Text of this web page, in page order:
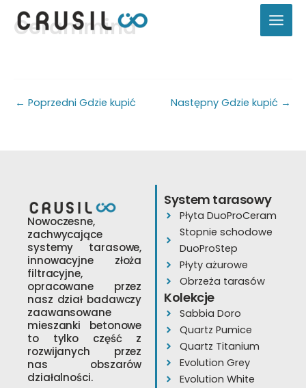
Przejdź
Cerammind
← Poprzedni Gdzie kupić Następny Gdzie kupić →
Nowoczesne,
zachwycające
systemy tarasowe,
innowacyjne złoża
filtracyjne,
opracowane przez
nasz dział badawczy
zaawansowane
mieszanki betonowe
to tylko część z
rozwijanych przez
nas obszarów
działalności.
System tarasowy
Płyta DuoProCeram
Stopnie schodowe
DuoProStep
Płyty ażurowe
Obrzeża tarasów
Kolekcje
Sabbia Doro
Quartz Pumice
Quartz Titanium
Evolution Grey
Evolution White